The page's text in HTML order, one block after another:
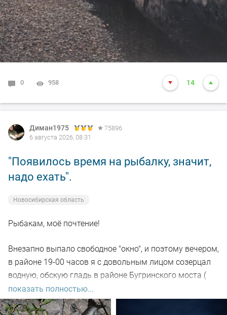
0 958 14
Диман1975
75896
6 августа 2026, 08:31
"Появилось время на рыбалку, значит,
надо ехать".
Новосибирская область
Рыбакам, моё почтение!
Внезапно выпало свободное "окно", и поэтому вечером,
в районе 19-00 часов я с довольным лицом созерцал
водную, обскую гладь в районе Бугринского моста (
правый берег).
показать полностью...